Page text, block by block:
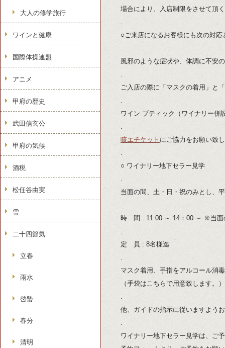
場合により、入店制限をさせて頂
.
○ご来店になるお客様にも次の対
.
風邪のような症状や、体調に不安
.
ご入店の際に「マスクの着用」と
.
ワイン ブティック（ワイナリー併
.
咳エチケット にご協力をお願い致
.
○ ワイナリー地下セラー見学
.
当面の間、土・日・祝のみとし、
.
時 間 : 11:00 ～ 14：00 ～ ※当面
.
定 員 : 8名様迄
.
マスク着用、手指をアルコール消
（手袋はこちらで用意致します。）
.
他、ガイドの指示に従いますよう
.
ワイナリー地下セラー見学は、ご
大人の修学旅行
ワインと健康
国際体操連盟
アニメ
甲府の歴史
武田信玄公
甲府の気候
酒税
松任谷由実
雪
二十四節気
立春
雨水
啓蟄
春分
清明